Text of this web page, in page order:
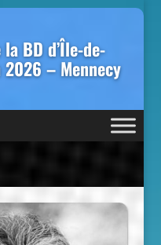
BD d’Île-de-
– Mennecy